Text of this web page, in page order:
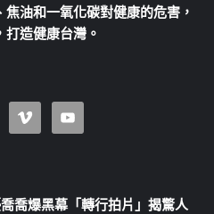
油和一氧化碳對健康的危害，
造健康台灣。
喬爆黑幕「轉行拍片」揭驚人